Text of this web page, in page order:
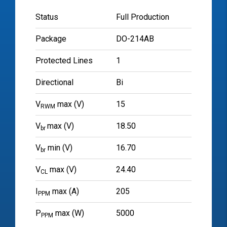
Status Full Production
Package DO-214AB
Protected Lines 1
Directional Bi
VRWM max (V) 15
Vbr max (V) 18.50
Vbr min (V) 16.70
VCL max (V) 24.40
PPM max (A) 205
P PPM max (W) 5000